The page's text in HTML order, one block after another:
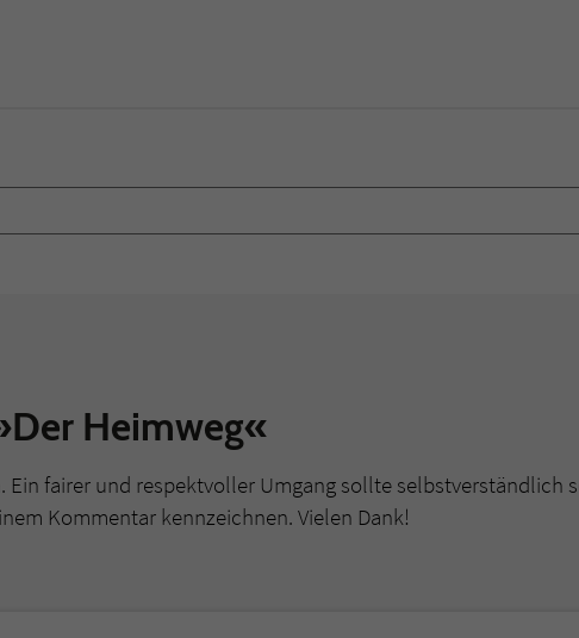
Heimweg«
Ein fairer und respektvoller Umgang sollte
Kommentar kennzeichnen. Vielen Dank!